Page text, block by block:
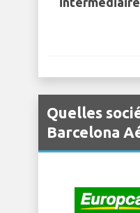
Quelles
Barcelona